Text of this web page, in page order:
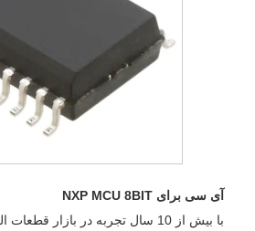
آی سی برای NXP MCU 8BIT